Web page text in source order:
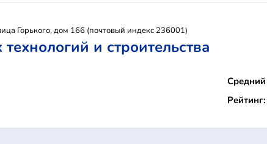
Горького, дом 166 (почтовый индекс 236001)
и строительства